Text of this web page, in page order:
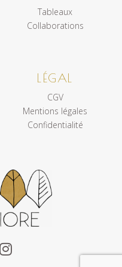
Tableaux
Collaborations
LÉGAL
CGV
Mentions légales
Confidentialité